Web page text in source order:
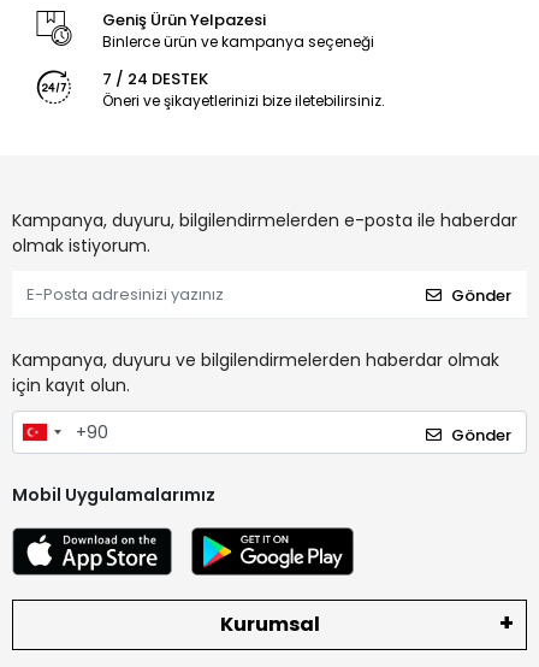
Geniş Ürün Yelpazesi
Binlerce ürün ve kampanya seçeneği
7 / 24 DESTEK
Öneri ve şikayetlerinizi bize iletebilirsiniz.
Kampanya, duyuru, bilgilendirmelerden e-posta ile haberdar
olmak istiyorum.
Gönder
Kampanya, duyuru ve bilgilendirmelerden haberdar olmak
için kayıt olun.
Gönder
Mobil Uygulamalarımız
Kurumsal